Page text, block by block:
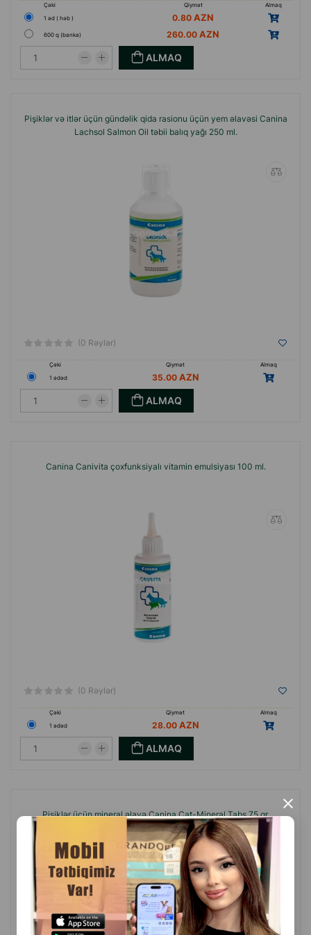
×
Çəki Qiymət
Almaq
1 əd ( həb )
0.80
600 q (banka) 260.00
ALMAQ
Pişiklər və itlər üçün gündəlik qida rasionu üçün yem əlavəsi Canina
Lachsol Salmon Oil təbii balıq yağı 250 ml.
(0 Rəylər)
Çəki Qiymət
Almaq
1 ədəd
35.00
ALMAQ
Canina Canivita çoxfunksiyalı vitamin emulsiyası 100 ml.
(0 Rəylər)
Çəki Qiymət
Almaq
1 ədəd
28.00
ALMAQ
Pişiklər üçün mineral əlavə Canina Cat-Mineral Tabs 75 qr.